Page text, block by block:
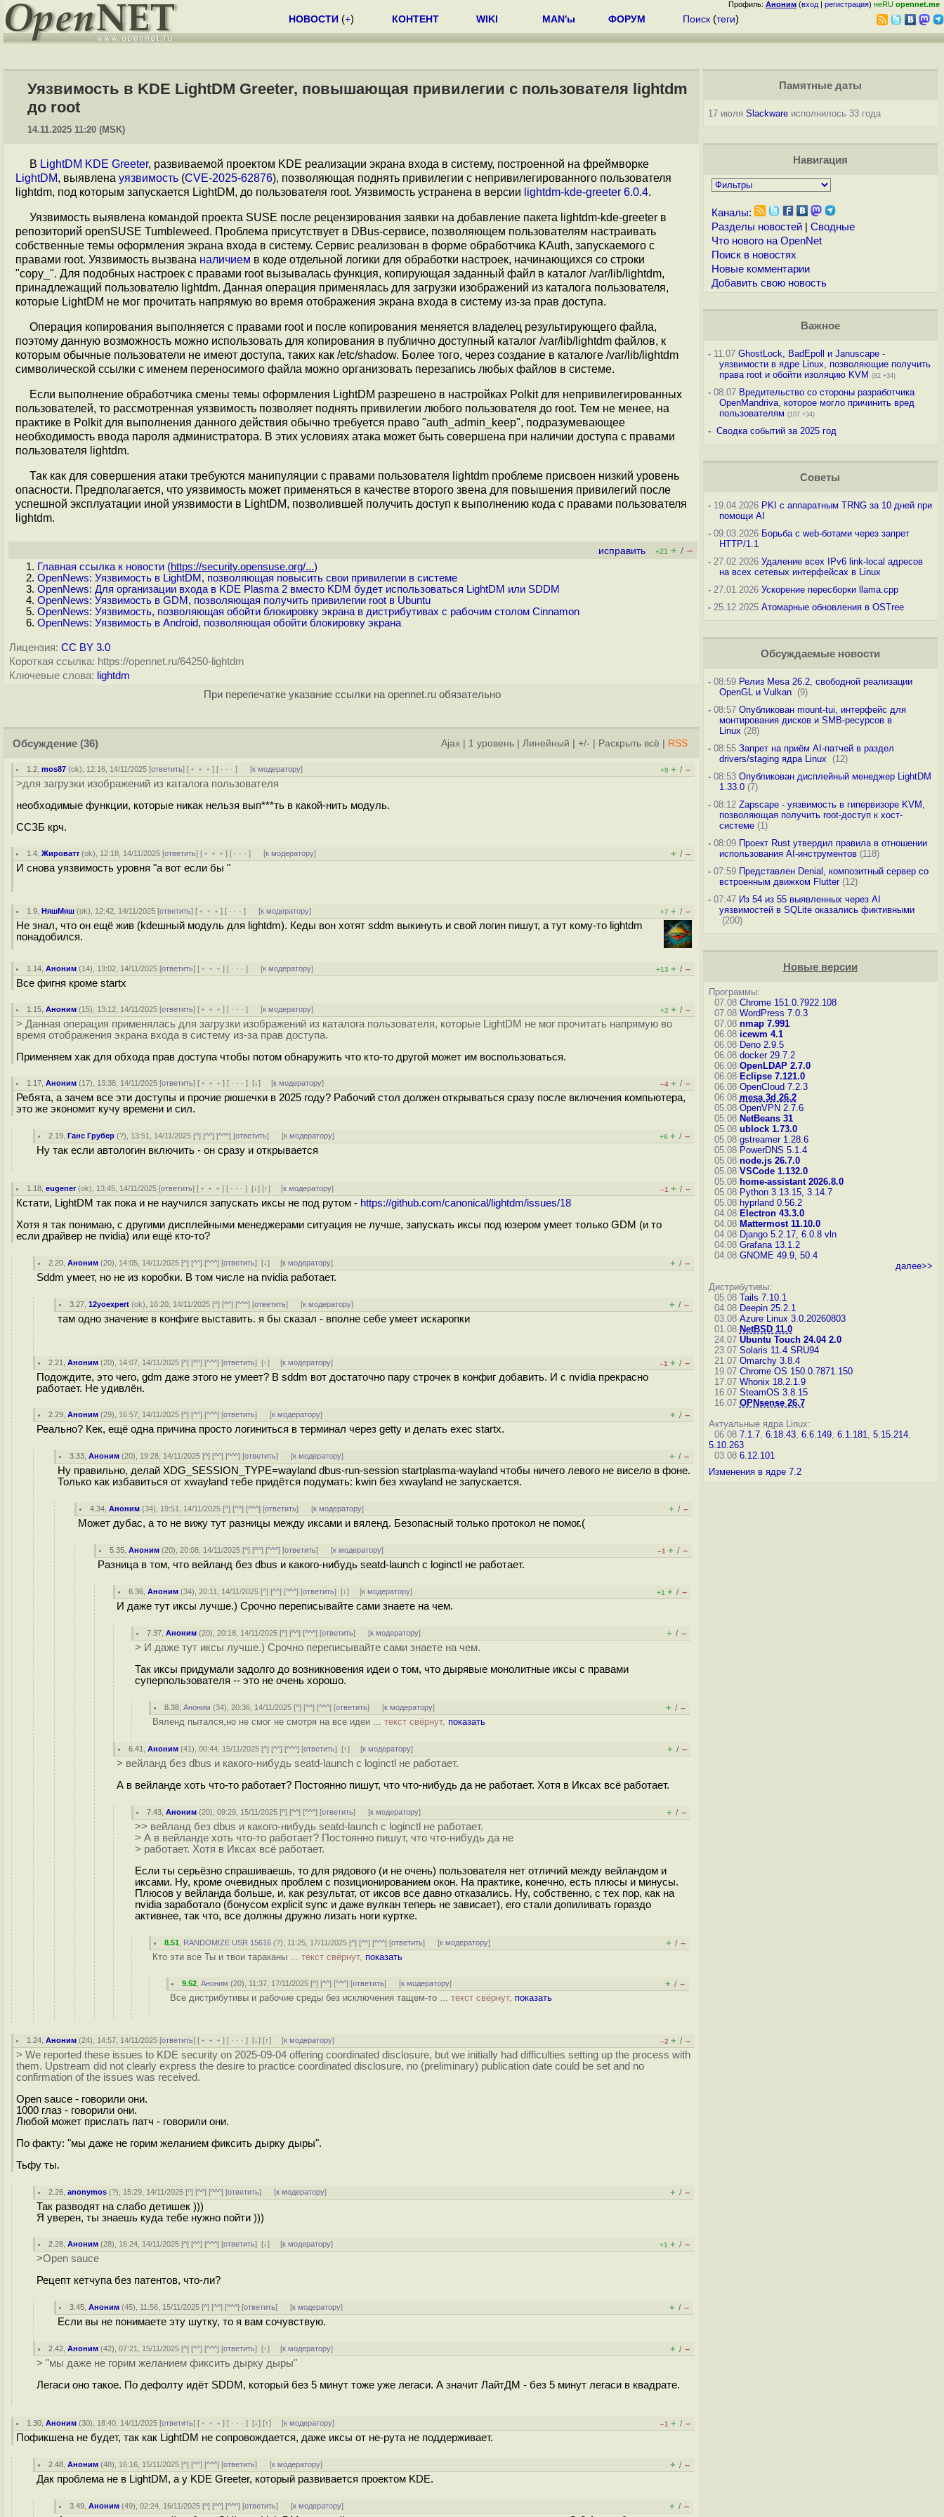
Профиль: Аноним (вход | регистрация) неRU opennet.me
НОВОСТИ (+) КОНТЕНТ WIKI MAN'ы ФОРУМ Поиск (теги)
Уязвимость в KDE LightDM Greeter, повышающая привилегии с пользователя lightdm
до root
14.11.2025 11:20 (MSK)
В LightDM KDE Greeter, развиваемой проектом KDE реализации экрана входа в систему, построенной на фреймворке
LightDM, выявлена уязвимость (CVE-2025-62876), позволяющая поднять привилегии с непривилегированного пользователя
lightdm, под которым запускается LightDM, до пользователя root. Уязвимость устранена в версии lightdm-kde-greeter 6.0.4.
Уязвимость выявлена командой проекта SUSE после рецензирования заявки на добавление пакета lightdm-kde-greeter в
репозиторий openSUSE Tumbleweed. Проблема присутствует в DBus-сервисе, позволяющем пользователям настраивать
собственные темы оформления экрана входа в систему. Сервис реализован в форме обработчика KAuth, запускаемого с
правами root. Уязвимость вызвана наличием в коде отдельной логики для обработки настроек, начинающихся со строки
"copy_". Для подобных настроек с правами root вызывалась функция, копирующая заданный файл в каталог /var/lib/lightdm,
принадлежащий пользователю lightdm. Данная операция применялась для загрузки изображений из каталога пользователя,
которые LightDM не мог прочитать напрямую во время отображения экрана входа в систему из-за прав доступа.
Операция копирования выполняется с правами root и после копирования меняется владелец результирующего файла,
поэтому данную возможность можно использовать для копирования в публично доступный каталог /var/lib/lightdm файлов, к
которым обычные пользователи не имеют доступа, таких как /etc/shadow. Более того, через создание в каталоге /var/lib/lightdm
символической ссылки с именем переносимого файла можно организовать перезапись любых файлов в системе.
Если выполнение обработчика смены темы оформления LightDM разрешено в настройках Polkit для непривилегированных
пользователей, то рассмотренная уязвимость позволяет поднять привилегии любого пользователя до root. Тем не менее, на
практике в Polkit для выполнения данного действия обычно требуется право "auth_admin_keep", подразумевающее
необходимость ввода пароля администратора. В этих условиях атака может быть совершена при наличии доступа с правами
пользователя lightdm.
Так как для совершения атаки требуются манипуляции с правами пользователя lightdm проблеме присвоен низкий уровень
опасности. Предполагается, что уязвимость может применяться в качестве второго звена для повышения привилегий после
успешной эксплуатации иной уязвимости в LightDM, позволившей получить доступ к выполнению кода с правами пользователя
lightdm.
исправить +21 + / –
Главная ссылка к новости (https://security.opensuse.org/...)
OpenNews: Уязвимость в LightDM, позволяющая повысить свои привилегии в системе
OpenNews: Для организации входа в KDE Plasma 2 вместо KDM будет использоваться LightDM или SDDM
OpenNews: Уязвимость в GDM, позволяющая получить привилегии root в Ubuntu
OpenNews: Уязвимость, позволяющая обойти блокировку экрана в дистрибутивах с рабочим столом Cinnamon
OpenNews: Уязвимость в Android, позволяющая обойти блокировку экрана
Лицензия: CC BY 3.0
Короткая ссылка: https://opennet.ru/64250-lightdm
Ключевые слова: lightdm
При перепечатке указание ссылки на opennet.ru обязательно
Обсуждение (36) Ajax 1 уровень Линейный +/- Раскрыть всё RSS
1.2 ,mos87 (ok), 12:16, 14/11/2025 [ответить] [ ﹢﹢﹢] [ · · ·] [к модератору] +9 + / –
>для загрузки изображений из каталога пользователя
необходимые функции, которые никак нельзя вып***ть в какой-нить модуль.
ССЗБ крч.
1.4 ,Жироватт (ok), 12:18, 14/11/2025 [ответить] [ ﹢﹢﹢] [ · · ·] [к модератору] + / –
И снова уязвимость уровня "а вот если бы "
1.9 ,НяшМяш (ok), 12:42, 14/11/2025 [ответить] [ ﹢﹢﹢] [ · · ·] [к модератору] +7 + / –
Не знал, что он ещё жив (kdeшный модуль для lightdm). Кеды вон хотят sddm выкинуть и свой логин пишут, а тут кому-то lightdm
понадобился.
1.14 ,Аноним (14), 13:02, 14/11/2025 [ответить] [ ﹢﹢﹢] [ · · ·] [к модератору] +13 + / –
Все фигня кроме startx
1.15 ,Аноним (15), 13:12, 14/11/2025 [ответить] [ ﹢﹢﹢] [ · · ·] [к модератору] +2 + / –
> Данная операция применялась для загрузки изображений из каталога пользователя, которые LightDM не мог прочитать напрямую во
время отображения экрана входа в систему из-за прав доступа.
Применяем хак для обхода прав доступа чтобы потом обнаружить что кто-то другой может им воспользоваться.
1.17 ,Аноним (17), 13:38, 14/11/2025 [ответить] [ ﹢﹢﹢] [ · · ·][↓] [к модератору] –4 + / –
Ребята, а зачем все эти доступы и прочие рюшечки в 2025 году? Рабочий стол должен открываться сразу после включения компьютера,
это же экономит кучу времени и сил.
2.19 ,Ганс Грубер (?), 13:51, 14/11/2025 [^] [^^] [^^^] [ответить] [к модератору] +6 + / –
Ну так если автологин включить - он сразу и открывается
1.18 ,eugener(ok), 13:45, 14/11/2025 [ответить] [ ﹢﹢﹢] [ · · ·][↓] [↑] [к модератору] –1 + / –
Кстати, LightDM так пока и не научился запускать иксы не под рутом - https://github.com/canonical/lightdm/issues/18
Хотя я так понимаю, с другими дисплейными менеджерами ситуация не лучше, запускать иксы под юзером умеет только GDM (и то
если драйвер не nvidia) или ещё кто-то?
2.20 ,Аноним (20), 14:05, 14/11/2025 [^] [^^] [^^^] [ответить][↓] [к модератору] + / –
Sddm умеет, но не из коробки. В том числе на nvidia работает.
3.27 ,12yoexpert (ok), 16:20, 14/11/2025 [^] [^^] [^^^] [ответить] [к модератору] + / –
там одно значение в конфиге выставить. я бы сказал - вполне себе умеет искаропки
2.21 ,Аноним (20), 14:07, 14/11/2025 [^] [^^] [^^^] [ответить][↑] [к модератору] –1 + / –
Подождите, это чего, gdm даже этого не умеет? В sddm вот достаточно пару строчек в конфиг добавить. И с nvidia прекрасно
работает. Не удивлён.
2.29 ,Аноним (29), 16:57, 14/11/2025 [^] [^^] [^^^] [ответить] [к модератору] + / –
Реально? Кек, ещё одна причина просто логиниться в терминал через getty и делать exec startx.
3.33 ,Аноним (20), 19:28, 14/11/2025 [^] [^^] [^^^] [ответить] [к модератору] + / –
Ну правильно, делай XDG_SESSION_TYPE=wayland dbus-run-session startplasma-wayland чтобы ничего левого не висело в фоне.
Только как избавиться от xwayland тебе придётся подумать: kwin без xwayland не запускается.
4.34 ,Аноним (34), 19:51, 14/11/2025 [^] [^^] [^^^] [ответить] [к модератору] + / –
Может дубас, а то не вижу тут разницы между иксами и вяленд. Безопасный только протокол не помог.(
5.35 ,Аноним (20), 20:08, 14/11/2025 [^] [^^] [^^^] [ответить] [к модератору] –1 + / –
Разница в том, что вейланд без dbus и какого-нибудь seatd-launch с loginctl не работает.
6.36 ,Аноним (34), 20:11, 14/11/2025 [^] [^^] [^^^] [ответить][↓] [к модератору] +1 + / –
И даже тут иксы лучше.) Срочно переписывайте сами знаете на чем.
7.37 ,Аноним (20), 20:18, 14/11/2025 [^] [^^] [^^^] [ответить] [к модератору] + / –
> И даже тут иксы лучше.) Срочно переписывайте сами знаете на чем.
Так иксы придумали задолго до возникновения идеи о том, что дырявые монолитные иксы с правами
суперпользователя -- это не очень хорошо.
8.38 ,Аноним (34), 20:36, 14/11/2025 [^] [^^] [^^^] [ответить] [к модератору] + / –
Вяленд пытался,но не смог не смотря на все идеи ... текст свёрнут, показать
6.41 ,Аноним (41), 00:44, 15/11/2025 [^] [^^] [^^^] [ответить][↑] [к модератору] + / –
> вейланд без dbus и какого-нибудь seatd-launch с loginctl не работает.
А в вейланде хоть что-то работает? Постоянно пишут, что что-нибудь да не работает. Хотя в Иксах всё работает.
7.43 ,Аноним (20), 09:29, 15/11/2025 [^] [^^] [^^^] [ответить] [к модератору] + / –
>> вейланд без dbus и какого-нибудь seatd-launch с loginctl не работает.
> А в вейланде хоть что-то работает? Постоянно пишут, что что-нибудь да не
> работает. Хотя в Иксах всё работает.
Если ты серьёзно спрашиваешь, то для рядового (и не очень) пользователя нет отличий между вейландом и
иксами. Ну, кроме очевидных проблем с позиционированием окон. На практике, конечно, есть плюсы и минусы.
Плюсов у вейланда больше, и, как результат, от иксов все давно отказались. Ну, собственно, с тех пор, как на
nvidia заработало (бонусом explicit sync и даже вулкан теперь не зависает), его стали допиливать гораздо
активнее, так что, все должны дружно лизать ноги куртке.
8.51 RANDOMIZE USR 15616 (?), 11:25, 17/11/2025 [^] [^^] [^^^] [ответить] [к модератору] + / –
Кто эти все Ты и твои тараканы ... текст свёрнут, показать
9.52 ,Аноним (20), 11:37, 17/11/2025 [^] [^^] [^^^] [ответить] [к модератору] + / –
Все дистрибутивы и рабочие среды без исключения тащем-то ... текст свёрнут, показать
1.24 ,Аноним (24), 14:57, 14/11/2025 [ответить] [ ﹢﹢﹢] [ · · ·][↓] [↑] [к модератору] –2 + / –
> We reported these issues to KDE security on 2025-09-04 offering coordinated disclosure, but we initially had difficulties setting up the process with
them. Upstream did not clearly express the desire to practice coordinated disclosure, no (preliminary) publication date could be set and no
confirmation of the issues was received.
Open sauce - говорили они.
1000 глаз - говорили они.
Любой может прислать патч - говорили они.
По факту: "мы даже не горим желанием фиксить дырку дыры".
Тьфу ты.
2.26 ,anonymos (?), 15:29, 14/11/2025 [^] [^^] [^^^] [ответить] [к модератору] + / –
Так разводят на слабо детишек )))
Я уверен, ты знаешь куда тебе нужно пойти )))
2.28 ,Аноним (28), 16:24, 14/11/2025 [^] [^^] [^^^] [ответить][↓] [к модератору] +1 + / –
>Open sauce
Рецепт кетчупа без патентов, что-ли?
3.45 ,Аноним (45), 11:56, 15/11/2025 [^] [^^] [^^^] [ответить] [к модератору] + / –
Если вы не понимаете эту шутку, то я вам сочувствую.
2.42 ,Аноним (42), 07:21, 15/11/2025 [^] [^^] [^^^] [ответить][↑] [к модератору] + / –
> "мы даже не горим желанием фиксить дырку дыры"
Легаси оно такое. По дефолту идёт SDDM, который без 5 минут тоже уже легаси. А значит ЛайтДМ - без 5 минут легаси в квадрате.
1.30 ,Аноним (30), 18:40, 14/11/2025 [ответить] [ ﹢﹢﹢] [ · · ·][↓] [↑] [к модератору] –1 + / –
Пофикшена не будет, так как LightDM не сопровождается, даже иксы от не-рута не поддерживает.
2.48 ,Аноним (48), 16:16, 15/11/2025 [^] [^^] [^^^] [ответить] [к модератору] + / –
Дак проблема не в LightDM, а у KDE Greeter, который развивается проектом KDE.
3.49 ,Аноним (49), 02:24, 16/11/2025 [^] [^^] [^^^] [ответить] [к модератору] + / –
Памятные даты
17 июля Slackwareисполнилось 33 года
Навигация
Каналы:
Разделы новостей| Сводные
Что нового на OpenNet
Поиск в новостях
Новые комментарии
Добавить свою новость
Важное
-11.07 GhostLock, BadEpoll и Januscape -
уязвимости в ядре Linux, позволяющие получить
права root и обойти изоляцию KVM (82 +34)
-08.07 Вредительство со стороны разработчика
OpenMandriva, которое могло причинить вред
пользователям (107 +34)
- Сводка событий за 2025 год
Советы
-19.04.2026 PKI с аппаратным TRNG за 10 дней при
помощи AI
-09.03.2026 Борьба с web-ботами через запрет
HTTP/1.1
-27.02.2026 Удаление всех IPv6 link-local адресов
на всех сетевых интерфейсах в Linux
-27.01.2026 Ускорение пересборки llama.cpp
-25.12.2025 Атомарные обновления в OSTree
Обсуждаемые новости
-08:59 Релиз Mesa 26.2, свободной реализации
OpenGL и Vulkan (9)
-08:57 Опубликован mount-tui, интерфейс для
монтирования дисков и SMB-ресурсов в
Linux (28)
-08:55 Запрет на приём AI-патчей в раздел
drivers/staging ядра Linux
(12)
-08:53 Опубликован дисплейный менеджер LightDM
1.33.0(7)
-08:12 Zapscape - уязвимость в гипервизоре KVM,
позволяющая получить root-доступ к хост-
системе(1)
-08:09 Проект Rust утвердил правила в отношении
использования AI-инструментов(118)
-07:59 Представлен Denial, композитный сервер со
встроенным движком Flutter(12)
-07:47 Из 54 из 55 выявленных через AI
уязвимостей в SQLite оказались фиктивными
(200)
Новые версии
Программы:
07.08 Chrome 151.0.7922.108
07.08 WordPress 7.0.3
07.08 nmap 7.991
06.08 icewm 4.1
06.08 Deno 2.9.5
06.08 docker 29.7.2
06.08 OpenLDAP 2.7.0
06.08 Eclipse 7.121.0
06.08 OpenCloud 7.2.3
06.08 mesa 3d 26.2
05.08 OpenVPN 2.7.6
05.08 NetBeans 31
05.08 ublock 1.73.0
05.08 gstreamer 1.28.6
05.08 PowerDNS 5.1.4
05.08 node.js 26.7.0
05.08 VSCode 1.132.0
05.08 home-assistant 2026.8.0
05.08 Python 3.13.15, 3.14.7
05.08 hyprland 0.56.2
04.08 Electron 43.3.0
04.08 Mattermost 11.10.0
04.08 Django 5.2.17, 6.0.8 vln
04.08 Grafana 13.1.2
04.08 GNOME 49.9, 50.4
далее>>
Дистрибутивы:
05.08 Tails 7.10.1
04.08 Deepin 25.2.1
03.08 Azure Linux 3.0.20260803
01.08 NetBSD 11.0
24.07 Ubuntu Touch 24.04 2.0
23.07 Solaris 11.4 SRU94
21.07 Omarchy 3.8.4
19.07 Chrome OS 150.0.7871.150
17.07 Whonix 18.2.1.9
16.07 SteamOS 3.8.15
16.07 OPNsense 26.7
Актуальные ядра Linux:
06.08 7.1.7, 6.18.43, 6.6.149, 6.1.181, 5.15.214,
5.10.263
03.08 6.12.101
Изменения в ядре 7.2